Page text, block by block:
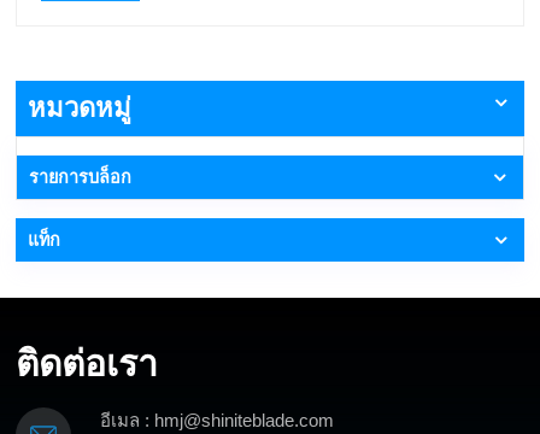
ที่สามารถผ่านการบำบัดนี้ได้ประกอบด้วยคาร์บอน 0.4-0.6%
จึงเรียกว่าเหล็กชุบแข็งและอบคืนตัวการแข็ง
ตัว:วัตถุประสงค์ของการบำบัดนี้คือเพื่อเพิ่มความแข็งของ
กำหนด จากนั้นจึงทำให้เย็นลงอย่างรวดเร็ววิธีที่ใช้กันทั่วไป
แบบ Rockwell ซึ่งดำเนินการโดยใช้หัวกดทรงกรวย (HRC)
หรือหัวกดทรงกลม (HRB)โดยจะต้องค่อยๆ เพิ่มภาระให้กับ
เครื่องมือ ความแข็งถูกกำหนดโดยความลึกของการเจาะของ
เครื่องมือเท่านั้นการดับนี้ใช้หลักการของการเหนี่ยวนำแม่
เหล็กไฟฟ้า: วัสดุที่เป็นสื่อกระแสไฟฟ้า (ขดลวด) ถูกวางไว้
อุณหภูมิสูง จากนั้นทำให้เย็นลงอย่างรวดเร็วโดยการไหลของ
หมวดหมู่
รายการบล็อก
แท็ก
ติดต่อเรา
อีเมล : hmj@shiniteblade.com